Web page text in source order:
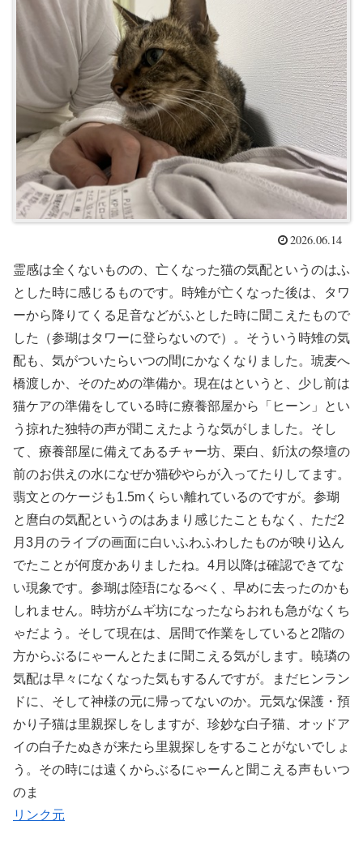
2026.06.14
霊感は全くないものの、亡くなった猫の気配というのはふ
とした時に感じるものです。時雉が亡くなった後は、タワ
ーから降りてくる足音などがふとした時に聞こえたもので
した（参瑚はタワーに登らないので）。そういう時雉の気
配も、気がついたらいつの間にかなくなりました。琥麦へ
橋渡しか、そのための準備か。現在はというと、少し前は
猫ケアの準備をしている時に療養部屋から「ヒーン」とい
う掠れた独特の声が聞こえたような気がしました。そし
て、療養部屋に備えてあるチャー坊、栗白、釿汰の祭壇の
前のお供えの水になぜか猫砂やらが入ってたりしてます。
翡文とのケージも1.5mくらい離れているのですが。参瑚
と麿白の気配というのはあまり感じたこともなく、ただ2
月3月のライブの画面に白いふわふわしたものが映り込ん
でたことが何度かありましたね。4月以降は確認できてな
い現象です。参瑚は陸珸になるべく、早めに去ったのかも
しれません。時坊がムギ坊になったならおれも急がなくち
ゃだよう。そして現在は、居間で作業をしていると2階の
方からぶるにゃーんとたまに聞こえる気がします。暁璘の
気配は早々になくなった気もするんですが。まだヒンラン
ドに、そして神様の元に帰ってないのか。元気な保護・預
かり子猫は里親探しをしますが、珍妙な白子猫、オッドア
イの白子たぬきが来たら里親探しをすることがないでしょ
う。その時には遠くからぶるにゃーんと聞こえる声もいつ
のま
リンク元